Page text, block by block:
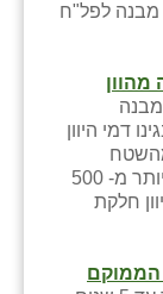
מבנה לפל"ח
דמי היוון
בשטח של עד 100% מהשטח
שאושר בהסכם החכירה המהוון ולא יותר מ- 500
חלקת
הממוקם